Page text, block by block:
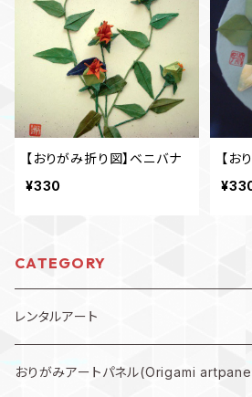
【おりがみ折り図】ベニバナ
¥330
【お
CATEGORY
レンタルアート
規格外作品プラン
おりがみアートパネル(Origami